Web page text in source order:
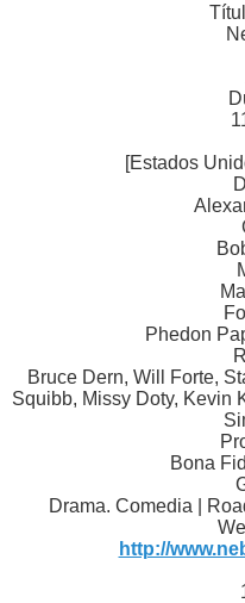
[Estados
Phedon
Bruce Dern, Will Forte,
Squibb, Missy Doty, Kevin
Bona
Drama. Comedia |
http://